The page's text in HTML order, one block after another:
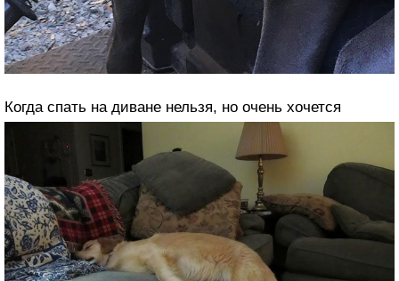
Когда спать на диване нельзя, но очень хочется